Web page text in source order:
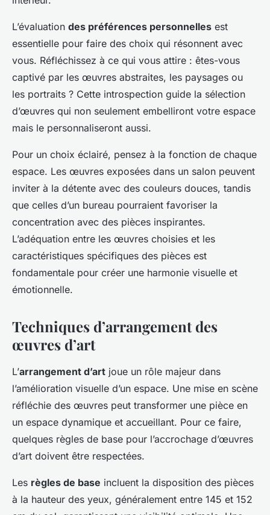
L’évaluation des préférences personnelles est
essentielle pour faire des choix qui résonnent avec
vous. Réfléchissez à ce qui vous attire : êtes-vous
captivé par les œuvres abstraites, les paysages ou
les portraits ? Cette introspection guide la sélection
d’œuvres qui non seulement embelliront votre espace
mais le personnaliseront aussi.
Pour un choix éclairé, pensez à la fonction de chaque
espace. Les œuvres exposées dans un salon peuvent
inviter à la détente avec des couleurs douces, tandis
que celles d’un bureau pourraient favoriser la
concentration avec des pièces inspirantes.
L’adéquation entre les œuvres choisies et les
caractéristiques spécifiques des pièces est
fondamentale pour créer une harmonie visuelle et
émotionnelle.
Techniques d’arrangement des
œuvres d’art
L’arrangement d’art joue un rôle majeur dans
l’amélioration visuelle d’un espace. Une mise en scène
réfléchie des œuvres peut transformer une pièce en
un espace dynamique et accueillant. Pour ce faire,
quelques règles de base pour l’accrochage d’œuvres
d’art doivent être respectées.
Les règles de base incluent la disposition des pièces
à la hauteur des yeux, généralement entre 145 et 152